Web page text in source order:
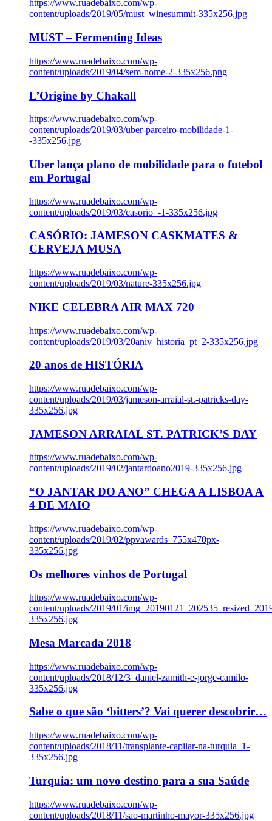
https://www.ruadebaixo.com/wp-
content/uploads/2019/05/must_winesummit-335x256.jpg
MUST – Fermenting Ideas
https://www.ruadebaixo.com/wp-
content/uploads/2019/04/sem-nome-2-335x256.png
L’Origine by Chakall
https://www.ruadebaixo.com/wp-
content/uploads/2019/03/uber-parceiro-mobilidade-1-
-335x256.jpg
Uber lança plano de mobilidade para o futebol
em Portugal
https://www.ruadebaixo.com/wp-
content/uploads/2019/03/casorio_-1-335x256.jpg
CASÓRIO: JAMESON CASKMATES &
CERVEJA MUSA
https://www.ruadebaixo.com/wp-
content/uploads/2019/03/nature-335x256.jpg
NIKE CELEBRA AIR MAX 720
https://www.ruadebaixo.com/wp-
content/uploads/2019/03/20aniv_historia_pt_2-335x256.jpg
20 anos de HISTÓRIA
https://www.ruadebaixo.com/wp-
content/uploads/2019/03/jameson-arraial-st.-patricks-day-
335x256.jpg
JAMESON ARRAIAL ST. PATRICK’S DAY
https://www.ruadebaixo.com/wp-
content/uploads/2019/02/jantardoano2019-335x256.jpg
“O JANTAR DO ANO” CHEGA A LISBOA A
4 DE MAIO
https://www.ruadebaixo.com/wp-
content/uploads/2019/02/ppvawards_755x470px-
335x256.jpg
Os melhores vinhos de Portugal
https://www.ruadebaixo.com/wp-
content/uploads/2019/01/
335x256.jpg
Mesa Marcada 2018
https://www.ruadebaixo.com/wp-
content/uploads/2018/12/3_daniel-zamith-e-jorge-camilo-
335x256.jpg
Sabe o que são ‘bitters’? Vai querer descobrir…
https://www.ruadebaixo.com/wp-
content/uploads/2018/11/transplante-capilar-na-turquia_1-
335x256.jpg
Turquia: um novo destino para a sua Saúde
https://www.ruadebaixo.com/wp-
content/uploads/2018/11/sao-martinho-mayor-335x256.jpg